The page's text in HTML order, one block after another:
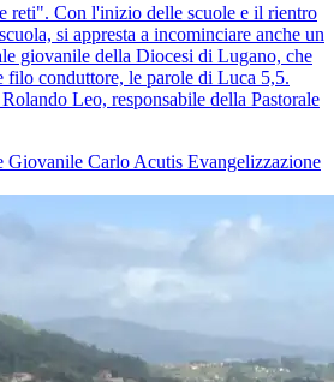
reti". Con l'inizio delle scuole e il rientro
si appresta a incominciare anche un
giovanile della Diocesi di Lugano, che
filo conduttore, le parole di Luca 5,5.
Leo, responsabile della Pastorale
Giovanile Carlo Acutis Evangelizzazione